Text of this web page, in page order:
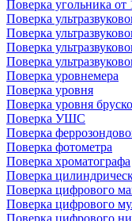
Поверка угольника
Поверка
Поверка
Поверка
Поверка
Поверка уровнемера
Поверка уровня
Поверка уровня
Поверка УШС
Поверка
Поверка фотометра
Поверка хроматографа
Поверка
Поверка цифрового
Поверка цифрового
Поверка цифрового